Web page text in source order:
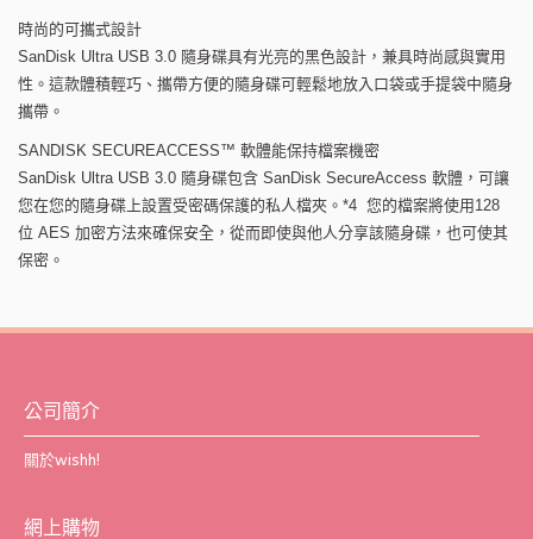
時尚的可攜式設計
SanDisk Ultra USB 3.0 隨身碟具有光亮的黑色設計，兼具時尚感與實用
性。這款體積輕巧、攜帶方便的隨身碟可輕鬆地放入口袋或手提袋中隨身
攜帶。
SANDISK SECUREACCESS™ 軟體能保持檔案機密
SanDisk Ultra USB 3.0 隨身碟包含 SanDisk SecureAccess 軟體，可讓
您在您的隨身碟上設置受密碼保護的私人檔夾。*4 您的檔案將使用128
位 AES 加密方法來確保安全，從而即使與他人分享該隨身碟，也可使其
保密。
公司簡介
關於wishh!
網上購物